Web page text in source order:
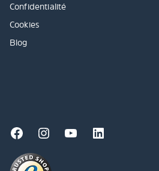
Confidentialité
Cookies
Blog